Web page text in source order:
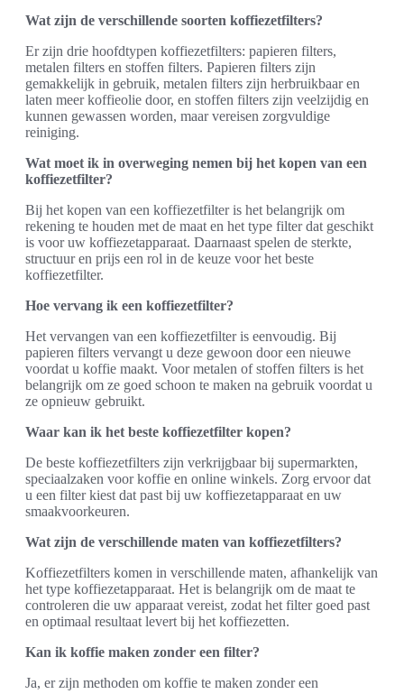
Wat zijn de verschillende soorten koffiezetfilters?
Er zijn drie hoofdtypen koffiezetfilters: papieren filters,
metalen filters en stoffen filters. Papieren filters zijn
gemakkelijk in gebruik, metalen filters zijn herbruikbaar en
laten meer koffieolie door, en stoffen filters zijn veelzijdig en
kunnen gewassen worden, maar vereisen zorgvuldige
reiniging.
Wat moet ik in overweging nemen bij het kopen van een
koffiezetfilter?
Bij het kopen van een koffiezetfilter is het belangrijk om
rekening te houden met de maat en het type filter dat geschikt
is voor uw koffiezetapparaat. Daarnaast spelen de sterkte,
structuur en prijs een rol in de keuze voor het beste
koffiezetfilter.
Hoe vervang ik een koffiezetfilter?
Het vervangen van een koffiezetfilter is eenvoudig. Bij
papieren filters vervangt u deze gewoon door een nieuwe
voordat u koffie maakt. Voor metalen of stoffen filters is het
belangrijk om ze goed schoon te maken na gebruik voordat u
ze opnieuw gebruikt.
Waar kan ik het beste koffiezetfilter kopen?
De beste koffiezetfilters zijn verkrijgbaar bij supermarkten,
speciaalzaken voor koffie en online winkels. Zorg ervoor dat
u een filter kiest dat past bij uw koffiezetapparaat en uw
smaakvoorkeuren.
Wat zijn de verschillende maten van koffiezetfilters?
Koffiezetfilters komen in verschillende maten, afhankelijk van
het type koffiezetapparaat. Het is belangrijk om de maat te
controleren die uw apparaat vereist, zodat het filter goed past
en optimaal resultaat levert bij het koffiezetten.
Kan ik koffie maken zonder een filter?
Ja, er zijn methoden om koffie te maken zonder een